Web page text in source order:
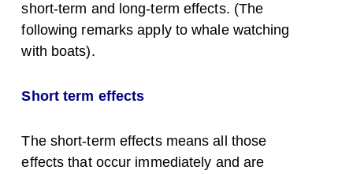
short-term and long-term effects. (The
following remarks apply to whale watching
with boats).
Short term effects
The short-term effects means all those
effects that occur immediately and are